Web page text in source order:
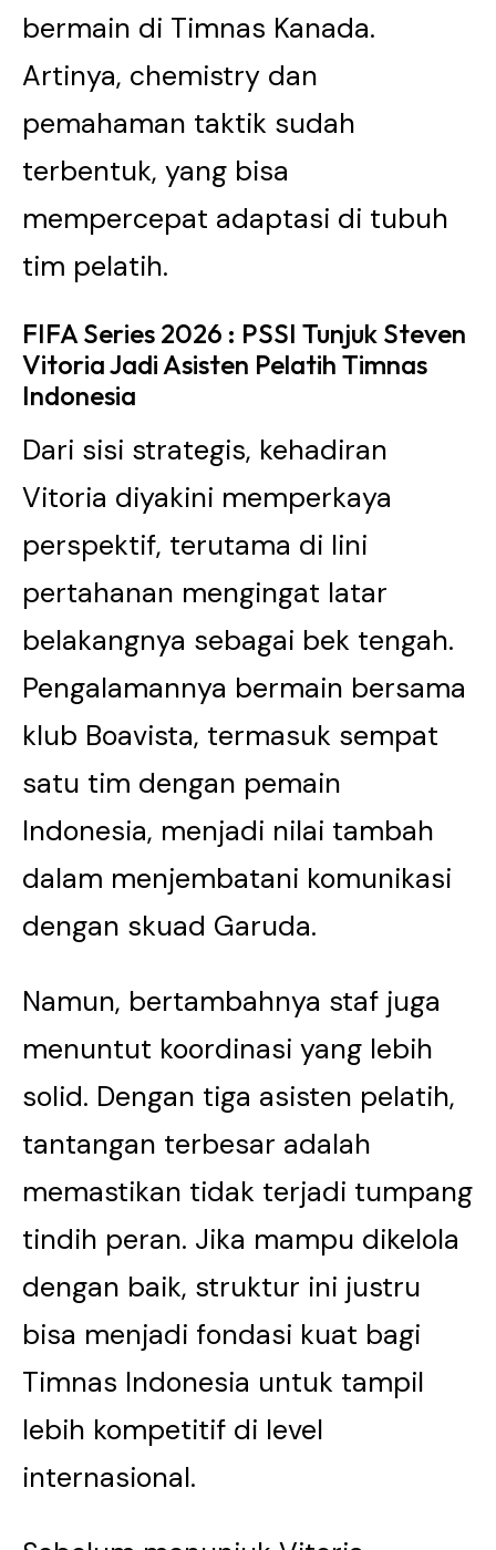
bermain di Timnas Kanada.
Artinya, chemistry dan
pemahaman taktik sudah
terbentuk, yang bisa
mempercepat adaptasi di tubuh
tim pelatih.
FIFA Series 2026 : PSSI Tunjuk Steven
Vitoria Jadi Asisten Pelatih Timnas
Indonesia
Dari sisi strategis, kehadiran
Vitoria diyakini memperkaya
perspektif, terutama di lini
pertahanan mengingat latar
belakangnya sebagai bek tengah.
Pengalamannya bermain bersama
klub Boavista, termasuk sempat
satu tim dengan pemain
Indonesia, menjadi nilai tambah
dalam menjembatani komunikasi
dengan skuad Garuda.
Namun, bertambahnya staf juga
menuntut koordinasi yang lebih
solid. Dengan tiga asisten pelatih,
tantangan terbesar adalah
memastikan tidak terjadi tumpang
tindih peran. Jika mampu dikelola
dengan baik, struktur ini justru
bisa menjadi fondasi kuat bagi
Timnas Indonesia untuk tampil
lebih kompetitif di level
internasional.